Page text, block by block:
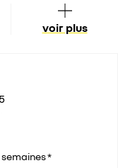
voir plus
*